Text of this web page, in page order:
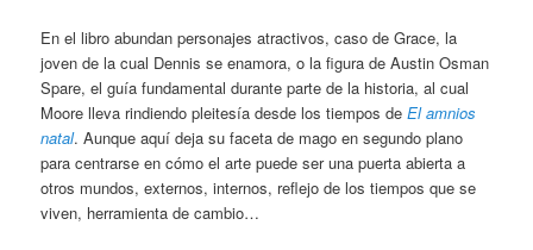
En el libro abundan personajes atractivos, caso de Grace, la
joven de la cual Dennis se enamora, o la figura de Austin Osman
Spare, el guía fundamental durante parte de la historia, al cual
Moore lleva rindiendo pleitesía desde los tiempos deEl amnios
natal. Aunque aquí deja su faceta de mago en segundo plano
para centrarse en cómo el arte puede ser una puerta abierta a
otros mundos, externos, internos, reflejo de los tiempos que se
viven, herramienta de cambio…